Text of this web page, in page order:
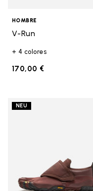
HOMBRE
V-Run
+ 4 colores
170,00 €
NEU